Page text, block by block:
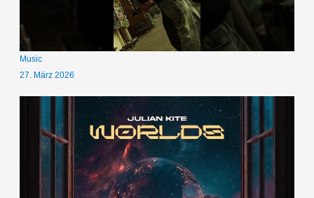
Music
27. März 2026